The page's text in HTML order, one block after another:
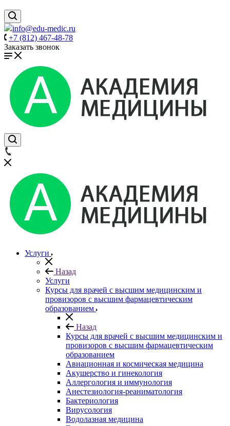
info@edu-medic.ru
+7 (812) 467-48-78
Заказать звонок
Услуги
Назад
Услуги
Курсы для врачей с высшим медицинским и
провизоров с высшим фармацевтическим
образованием
Назад
Курсы для врачей с высшим медицинским и
провизоров с высшим фармацевтическим
образованием
Авиационная и космическая медицина
Акушерство и гинекология
Аллергология и иммунология
Анестезиология-реаниматология
Бактериология
Вирусология
Водолазная медицина